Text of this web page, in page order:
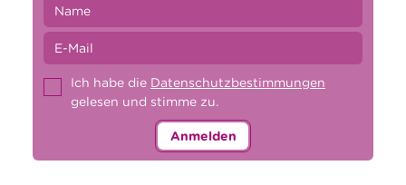
Ich habe die Datenschutzbestimmungen
gelesen und stimme zu.
Anmelden